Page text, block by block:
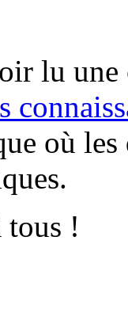
lu
où les
tous !